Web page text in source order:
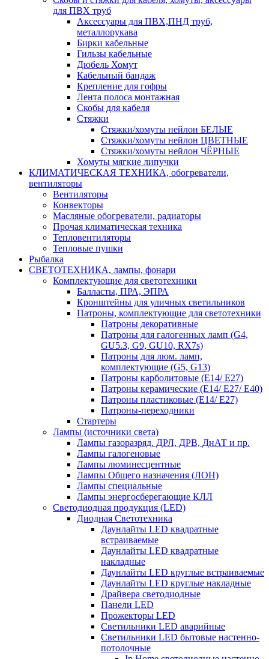
для ПВХ труб
Аксессуары для ПВХ,ПНД труб,
металлорукава
Бирки кабельные
Гильзы кабельные
Дюбель Хомут
Кабельный бандаж
Крепление для гофры
Лента полоса монтажная
Скобы для кабеля
Стяжки
Стяжки/хомуты нейлон БЕЛЫЕ
Стяжки/хомуты нейлон ЦВЕТНЫЕ
Стяжки/хомуты нейлон ЧЁРНЫЕ
Хомуты мягкие липучки
КЛИМАТИЧЕСКАЯ ТЕХНИКА, обогреватели,
вентиляторы
Вентиляторы
Конвекторы
Масляные обогреватели, радиаторы
Прочая климатическая техника
Тепловентиляторы
Тепловые пушки
Рыбалка
СВЕТОТЕХНИКА, лампы, фонари
Комплектующие для светотехники
Балласты, ПРА, ЭПРА
Кронштейны для уличных светильников
Патроны, комплектующие для светотехники
Патроны декоративные
Патроны для галогенных ламп (G4,
GU5.3, G9, GU10, RX7s)
Патроны для люм. ламп,
комплектующие (G5, G13)
Патроны карболитовые (E14/ E27)
Патроны керамические (E14/ E27/ E40)
Патроны пластиковые (E14/ E27)
Патроны-переходники
Стартеры
Лампы (источники света)
Лампы газоразряд. ДРЛ, ДРВ, ДнАТ и пр.
Лампы галогеновые
Лампы люминесцентные
Лампы Общего назначения (ЛОН)
Лампы специальные
Лампы энергосберегающие КЛЛ
Светодиодная продукция (LED)
Диодная Светотехника
Даунлайты LED квадратные
встраиваемые
Даунлайты LED квадратные
накладные
Даунлайты LED круглые встраиваемые
Даунлайты LED круглые накладные
Драйвера светодиодные
Панели LED
Прожекторы LED
Светильники LED аварийные
Светильники LED бытовые настенно-
потолочные